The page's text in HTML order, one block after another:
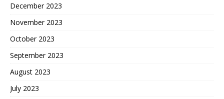
December 2023
November 2023
October 2023
September 2023
August 2023
July 2023